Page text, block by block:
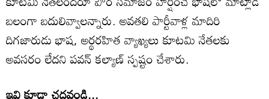
బలంగా బదులివ్వాలన్నారు. అవతలి పార్టీవాళ్ల మాదిరి
దిగజారుడు భాష, అర్థరహిత వ్యాఖ్యలు కూటమి నేతలకు
అవసరం లేదని పవన్ కల్యాణ్ స్పష్టం చేశారు.